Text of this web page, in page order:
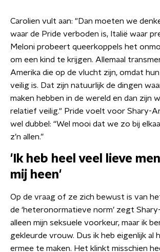
Carolien vult aan: "Dan moeten we
waar de Pride verboden is, Italië waar
Meloni probeert queerkoppels het
om een kind te krijgen. Allemaal
Amerika die op de vlucht zijn, omdat
veilig is. Dat zijn natuurlijk de dingen
maken hebben in de wereld en dan zijn
relatief veilig." Pride voelt voor Shary-
wel dubbel: “Wel mooi dat we zo bij
z’n allen.”
'Ik heb heel veel lieve
mij heen'
Op de vraag of ze zich bewust is van
de ‘heteronormatieve norm’ zegt
alleen mijn seksuele voorkeur, maar ik
gekleurde vrouw. Dus ik heb eigenlijk al
ermee te maken. Het klinkt misschien